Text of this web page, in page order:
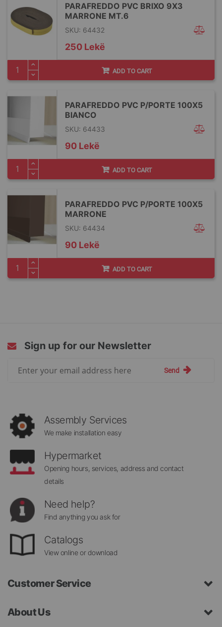
PARAFREDDO PVC BRIXO 9X3
MARRONE MT.6
SKU: 64432
250 Lekë
ADD TO CART
PARAFREDDO PVC P/PORTE 100X5
BIANCO
SKU: 64433
90 Lekë
ADD TO CART
PARAFREDDO PVC P/PORTE 100X5
MARRONE
SKU: 64434
90 Lekë
ADD TO CART
Sign up for our Newsletter
Send
Assembly Services
We make installation easy
Hypermarket
Opening hours, services, address and contact
details
Need help?
Find anything you ask for
Catalogs
View online or download
Customer Service
About Us